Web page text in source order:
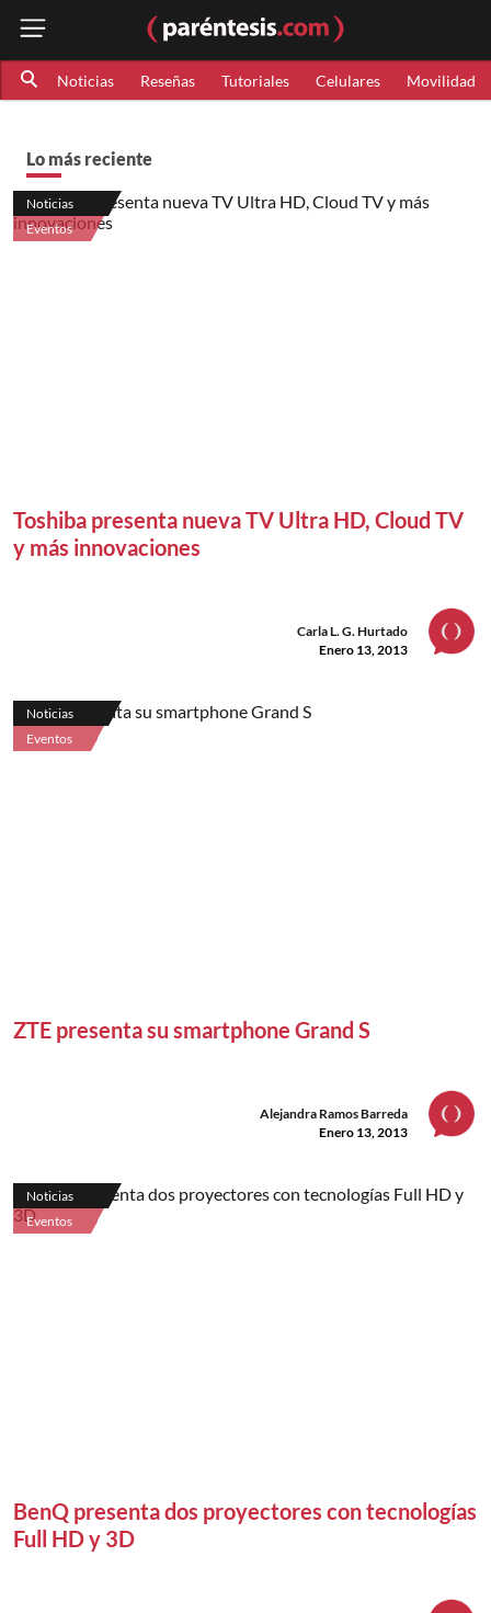
Noticias Reseñas Tutoriales Celulares Movilidad
Lo más reciente
Noticias
Eventos
Toshiba presenta nueva TV Ultra HD, Cloud TV
y más innovaciones
Carla L. G. Hurtado
Enero 13, 2013
Noticias
Eventos
ZTE presenta su smartphone Grand S
Alejandra Ramos Barreda
Enero 13, 2013
Noticias
Eventos
BenQ presenta dos proyectores con tecnologías
Full HD y 3D